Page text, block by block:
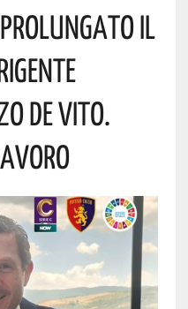
Prolungato Il
De Vito.